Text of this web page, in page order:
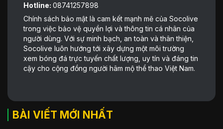
Hotline: 08741257898
Chính sách bảo mật là cam kết mạnh mẽ của Socolive
trong việc bảo vệ quyền lợi và thông tin cá nhân của
người dùng. Với sự minh bạch, an toàn và thân thiện,
Socolive luôn hướng tới xây dựng một môi trường
xem bóng đá trực tuyến chất lượng, uy tín và đáng tin
cậy cho cộng đồng người hâm mộ thể thao Việt Nam.
BÀI VIẾT MỚI NHẤT